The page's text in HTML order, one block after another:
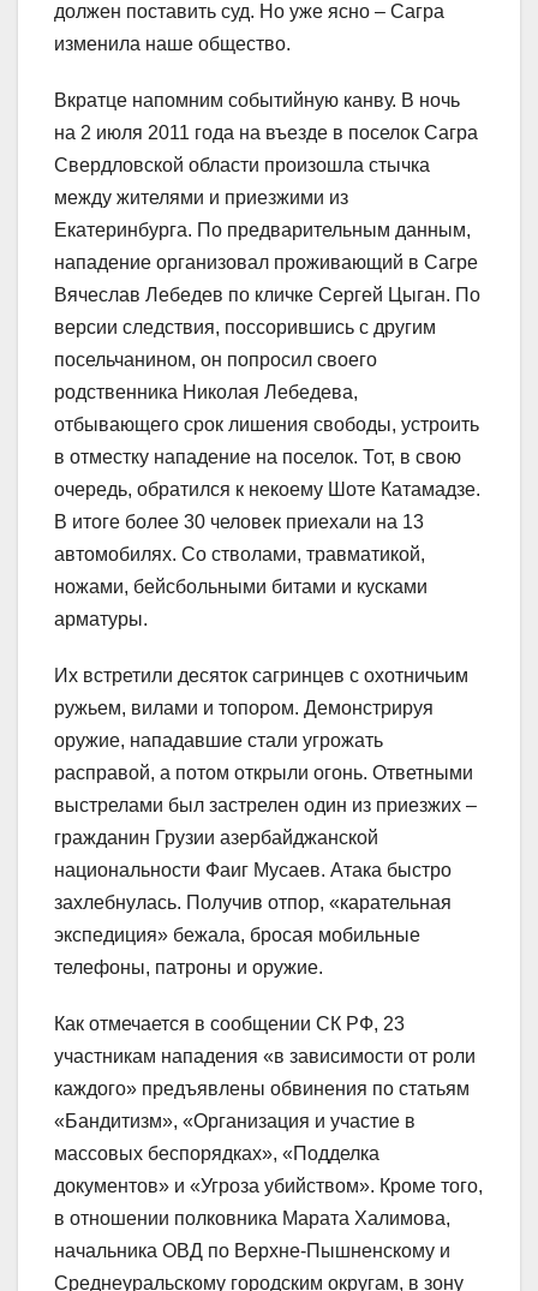
должен поставить суд. Но уже ясно – Сагра
изменила наше общество.
Вкратце напомним событийную канву. В ночь
на 2 июля 2011 года на въезде в поселок Сагра
Свердловской области произошла стычка
между жителями и приезжими из
Екатеринбурга. По предварительным данным,
нападение организовал проживающий в Сагре
Вячеслав Лебедев по кличке Сергей Цыган. По
версии следствия, поссорившись с другим
посельчанином, он попросил своего
родственника Николая Лебедева,
отбывающего срок лишения свободы, устроить
в отместку нападение на поселок. Тот, в свою
очередь, обратился к некоему Шоте Катамадзе.
В итоге более 30 человек приехали на 13
автомобилях. Со стволами, травматикой,
ножами, бейсбольными битами и кусками
арматуры.
Их встретили десяток сагринцев с охотничьим
ружьем, вилами и топором. Демонстрируя
оружие, нападавшие стали угрожать
расправой, а потом открыли огонь. Ответными
выстрелами был застрелен один из приезжих –
гражданин Грузии азербайджанской
национальности Фаиг Мусаев. Атака быстро
захлебнулась. Получив отпор, «карательная
экспедиция» бежала, бросая мобильные
телефоны, патроны и оружие.
Как отмечается в сообщении СК РФ, 23
участникам нападения «в зависимости от роли
каждого» предъявлены обвинения по статьям
«Бандитизм», «Организация и участие в
массовых беспорядках», «Подделка
документов» и «Угроза убийством». Кроме того,
в отношении полковника Марата Халимова,
начальника ОВД по Верхне-Пышненскому и
Среднеуральскому городским округам, в зону